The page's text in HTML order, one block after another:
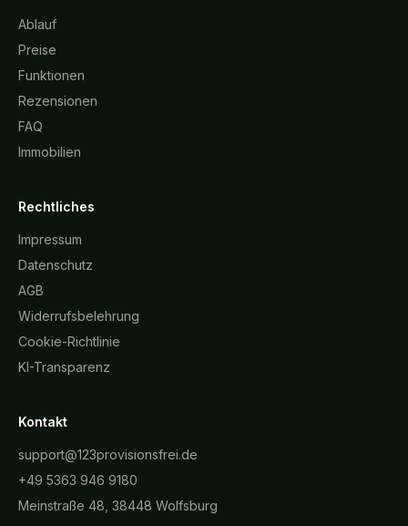
Ablauf
Preise
Funktionen
Rezensionen
FAQ
Immobilien
Rechtliches
Impressum
Datenschutz
AGB
Widerrufsbelehrung
Cookie-Richtlinie
KI-Transparenz
Kontakt
support@123provisionsfrei.de
+49 5363 946 9180
Meinstraße 48, 38448 Wolfsburg